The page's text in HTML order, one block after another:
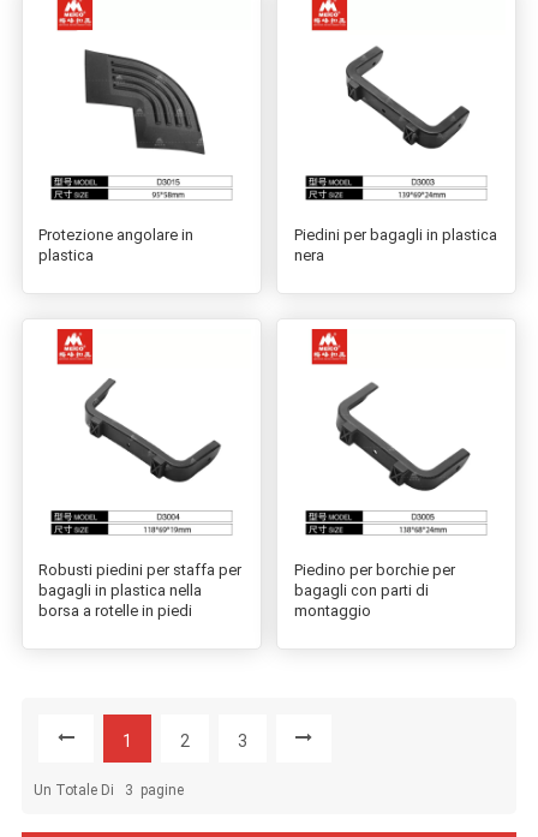
Protezione angolare in
plastica
Piedini per bagagli in plastica
nera
Robusti piedini per staffa per
bagagli in plastica nella
borsa a rotelle in piedi
Piedino per borchie per
bagagli con parti di
montaggio
1 2 3
Un Totale Di 3 Pagine